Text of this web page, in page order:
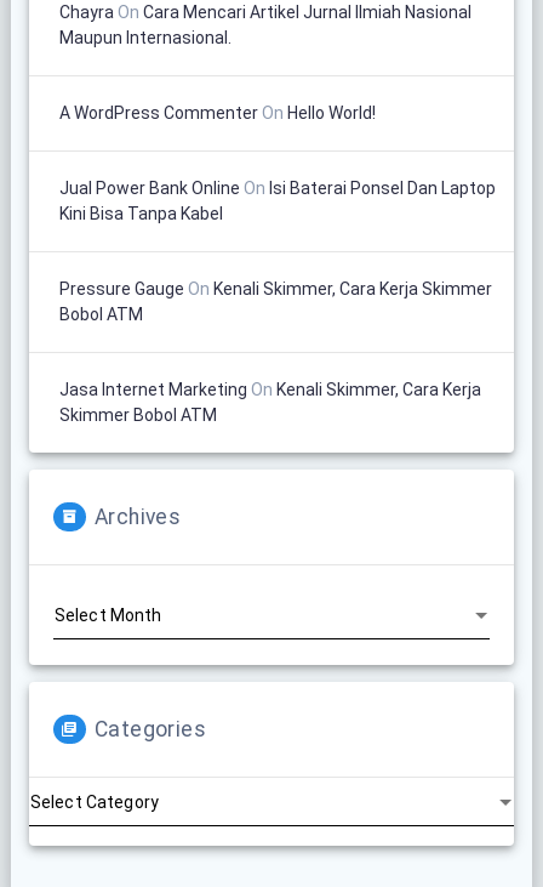
Chayra On Cara Mencari Artikel Jurnal Ilmiah Nasional
Maupun Internasional.
A WordPress CommenterOn Hello World!
Jual Power Bank Online On Isi Baterai Ponsel Dan Laptop
Kini Bisa Tanpa Kabel
Pressure Gauge On Kenali Skimmer, Cara Kerja Skimmer
Bobol ATM
Jasa Internet Marketing On Kenali Skimmer, Cara Kerja
Skimmer Bobol ATM
Archives
Categories